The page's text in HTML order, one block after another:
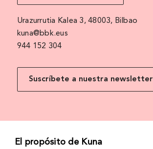
Urazurrutia Kalea 3, 48003, Bilbao
kuna@bbk.eus
944 152 304
Suscríbete a nuestra newsletter
El propósito de Kuna